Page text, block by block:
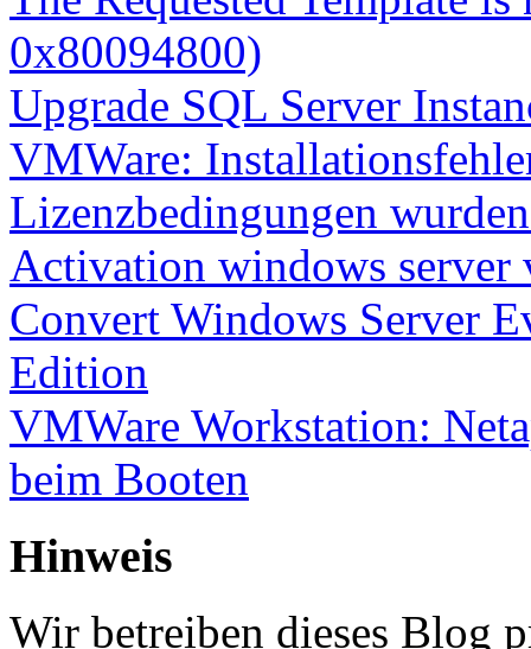
0x80094800)
Upgrade SQL Server
VMWare:
Lizenzbedingungen
Activation windows server
Convert Windows Server
Edition
VMWare Workstation:
beim Booten
Hinweis
Wir betreiben dieses Blog